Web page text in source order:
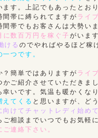
ます。上記でもあったとお
間帯に縛られてますが ライ
間帯でもお客さんは大勢い
に数百万円を稼ぐ子がいま
けるのでやればやるほど稼
つです。
簡単ではありますが ライ
かご紹介させていただきま
いです。気温も暖かくな
えてくる と思いますが、ど
けてチャットレディ始め
ご相談までいつでもお気軽
ご連絡下さい。